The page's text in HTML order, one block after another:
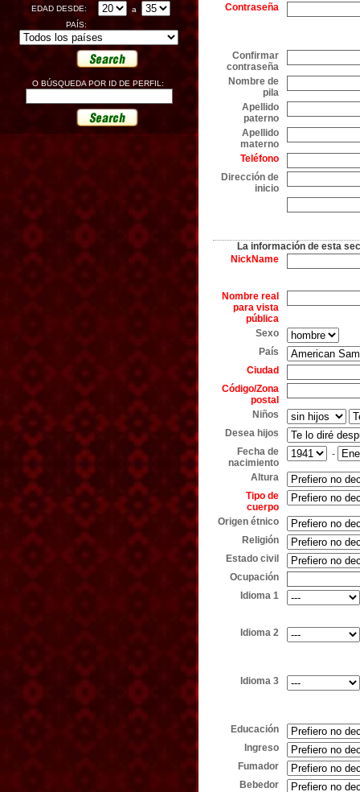
EDAD DESDE:
a
PAÍS:
O BÚSQUEDA POR ID DE PERFIL:
Contraseña
Confirmar
contraseña
Nombre de
pila
Apellido
paterno
Apellido
materno
Teléfono
Dirección de
inicio
La información de esta
NickName
Nombre real
para vista
pública
Sexo
País
Ciudad
Código/Zona
postal
Niños
Desea hijos
Fecha de
nacimiento
-
Altura
Tipo de
cuerpo
Origen étnico
Religión
Estado civil
Ocupación
Idioma 1
Idioma 2
Idioma 3
Educación
Ingreso
Fumador
Bebedor